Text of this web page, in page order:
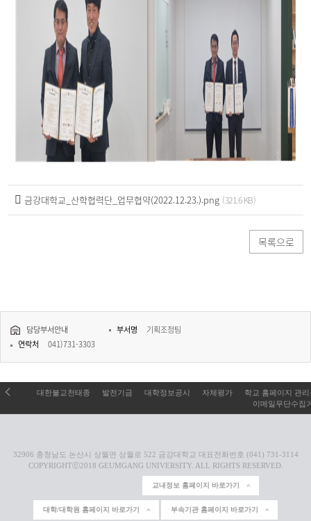
금강대학교_산학협력단_업무협약(2022.12.23.).png (321.6 KB)
목록으로
담당부서안내 부서명
기획조정팀
연락처
041)731-3303
대한불교천태종 발전기금 대학정보공시 자체평가
학교 홈페이지 관
이메일무단수집
32906 충청남도 논산시 상월면 상월로 522 금강대학교 대표전화번호 (041) 731-3114
COPYRIGHTⓒ2018 GEUMGANG UNIVERSITY. ALL RIGHTS RESERVED.
교내정보 홈페이지 바로가기
대학/대학원 홈페이지 바로가기 부속기관 홈페이지 바로가기